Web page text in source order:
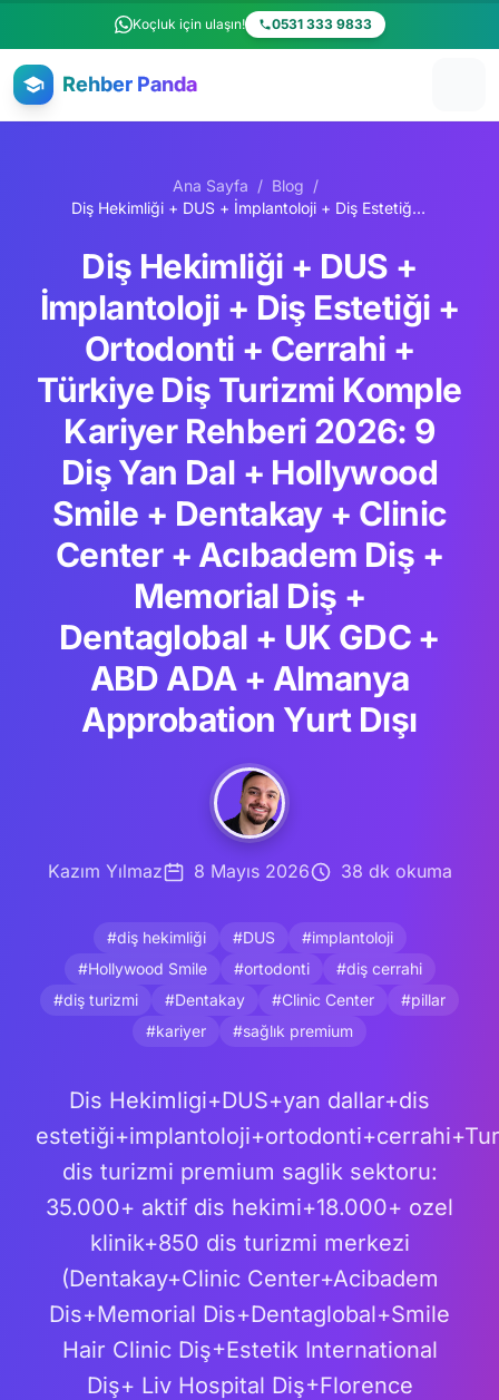
Ana içeriğe atlaKoçluk için ulaşın! 0531 333 9833
Rehber Panda
Ana Sayfa / Blog /
Diş Hekimliği + DUS + İmplantoloji + Diş Estetiği + Ortodonti + Cerrahi + Türkiye Diş Turizmi Komple Kariyer Rehberi 2026: 9 Diş Yan Dal + Hollywood Smile + Dentakay + Clinic Center + Acıbadem Diş + Memorial Diş + Dentaglobal + UK GDC + ABD ADA + Almanya Approbation Yurt Dışı
Diş Hekimliği + DUS +
İmplantoloji + Diş Estetiği +
Ortodonti + Cerrahi +
Türkiye Diş Turizmi Komple
Kariyer Rehberi 2026: 9
Diş Yan Dal + Hollywood
Smile + Dentakay + Clinic
Center + Acıbadem Diş +
Memorial Diş +
Dentaglobal + UK GDC +
ABD ADA + Almanya
Approbation Yurt Dışı
Kazım Yılmaz 8 Mayıs 2026 38 dk okuma
#diş hekimliği #DUS
#implantoloji
#Hollywood Smile
#ortodonti
#diş cerrahi
#diş turizmi
#Dentakay #Clinic Center
#pillar
#kariyer
#sağlık premium
Dis Hekimligi+DUS+yan dallar+dis
dis turizmi premium saglik sektoru:
35.000+ aktif dis hekimi+18.000+ ozel
klinik+850 dis turizmi merkezi
(Dentakay+Clinic Center+Acibadem
Dis+Memorial Dis+Dentaglobal+Smile
Hair Clinic Diş+Estetik International
Diş+ Liv Hospital Diş+Florence